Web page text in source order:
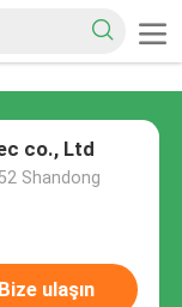
co., Ltd
Shandong
Bize ulaşın